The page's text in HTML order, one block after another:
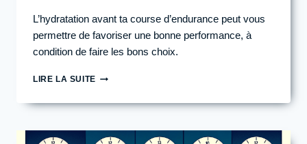
L’hydratation avant ta course d’endurance peut vous
permettre de favoriser une bonne performance, à
condition de faire les bons choix.
LIRE LA SUITECOMMENT
L’HYDRATATION
AVANT